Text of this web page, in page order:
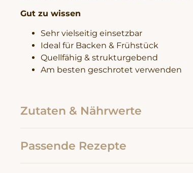
Gut zu wissen
Sehr vielseitig einsetzbar
Ideal für Backen & Frühstück
Quellfähig & strukturgebend
Am besten geschrotet verwenden
Zutaten & Nährwerte
Passende Rezepte